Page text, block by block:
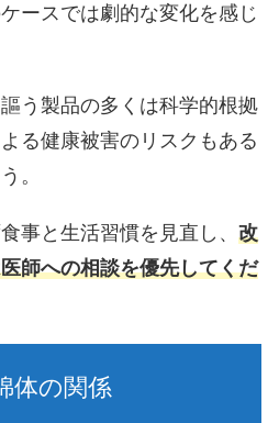
ースでは劇的な変化を感じ
う製品の多くは科学的根拠
る健康被害のリスクもある
。
事と生活習慣を見直し、 改
師への相談を優先してくだ
体の関係